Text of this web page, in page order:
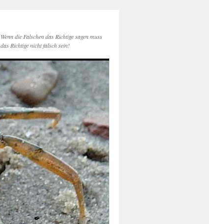
Wenn die Falschen das Richtige sagen muss
das Richtige nicht falsch sein!